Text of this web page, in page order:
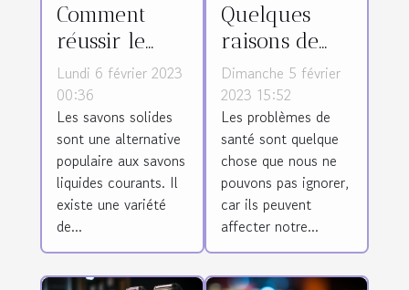
Comment
réussir le
choix d’un
savon solide
pour son
bien-être ?
Lundi 6 février 2023
00:36
Les savons solides
sont une alternative
populaire aux savons
liquides courants. Il
existe une variété
de...
Quelques
raisons de
faire appel à
un médecin
pour les
problèmes de
santé ?
Dimanche 5 février
2023 15:52
Les problèmes de
santé sont quelque
chose que nous ne
pouvons pas ignorer,
car ils peuvent
affecter notre...